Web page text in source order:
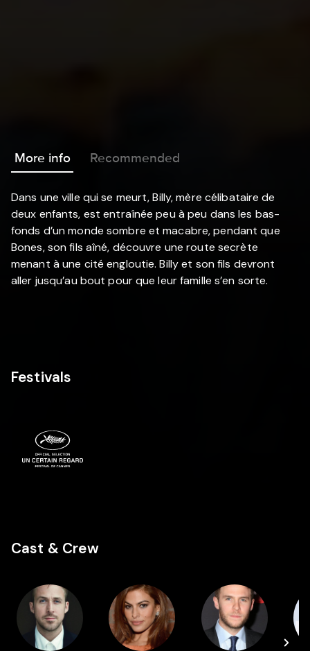
More info Recommended
Dans une ville qui se meurt, Billy, mère célibataire de
deux enfants, est entraînée peu à peu dans les bas-
fonds d’un monde sombre et macabre, pendant que
Bones, son fils aîné, découvre une route secrète
menant à une cité engloutie. Billy et son fils devront
aller jusqu’au bout pour que leur famille s’en sorte.
Festivals
Cast & Crew